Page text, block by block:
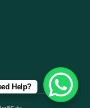
Help?